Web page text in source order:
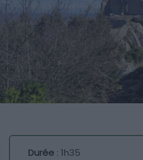
Durée : 1h35